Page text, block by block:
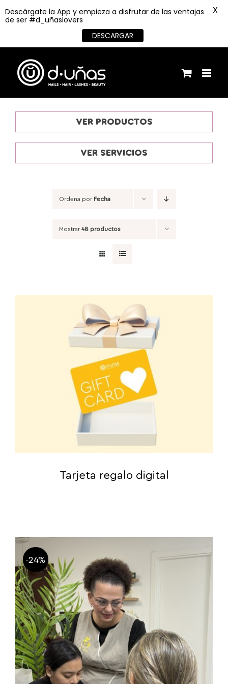
contenido
VER PRODUCTOS
VER SERVICIOS
Ordena por Fecha
Mostrar48 productos
Tarjeta regalo digital
-24%
Descárgate la App y empieza a disfrutar de las ventajas
de ser #d_uñaslovers
DESCARGAR
X